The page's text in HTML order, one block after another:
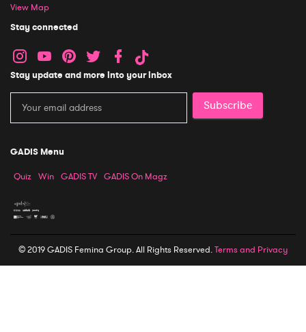
View Map
Stay connected
Stay update and more into your inbox
Subscribe
GADIS Menu
Quiz Win GADIS TV GADIS On Magz
© 2019 GADIS Femina Group. All Rights Reserved.Terms and Privacy